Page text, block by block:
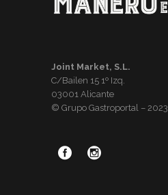
Joint Market, S.L.
C/Bailen 15 1º Izq.
03001 Alicante
© Grupo Gastroportal – 2023